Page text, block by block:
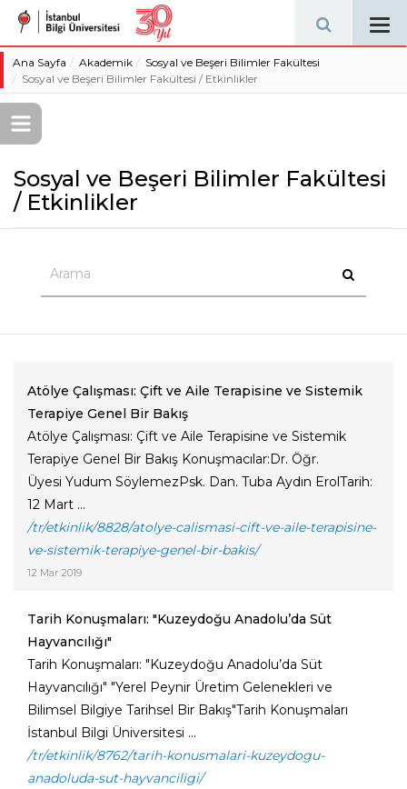
Ana Sayfa Akademik
Sosyal ve Beşeri Bilimler Fakültesi
Sosyal ve Beşeri Bilimler Fakültesi / Etkinlikler
Sosyal ve Beşeri Bilimler Fakültesi
/ Etkinlikler
Atölye Çalışması: Çift ve Aile Terapisine ve Sistemik
Terapiye Genel Bir Bakış
Atölye Çalışması: Çift ve Aile Terapisine ve Sistemik
Terapiye Genel Bir Bakış Konuşmacılar:Dr. Öğr.
Üyesi Yudum SöylemezPsk. Dan. Tuba Aydın ErolTarih:
12 Mart ...
/tr/etkinlik/8828/atolye-calismasi-cift-ve-aile-terapisine-
ve-sistemik-terapiye-genel-bir-bakis/
12 Mar 2019
Tarih Konuşmaları: "Kuzeydoğu Anadolu’da Süt
Hayvancılığı"
Tarih Konuşmaları: "Kuzeydoğu Anadolu’da Süt
Hayvancılığı" "Yerel Peynir Üretim Gelenekleri ve
Bilimsel Bilgiye Tarihsel Bir Bakış"Tarih Konuşmaları
İstanbul Bilgi Üniversitesi ...
/tr/etkinlik/8762/tarih-konusmalari-kuzeydogu-
anadoluda-sut-hayvanciligi/